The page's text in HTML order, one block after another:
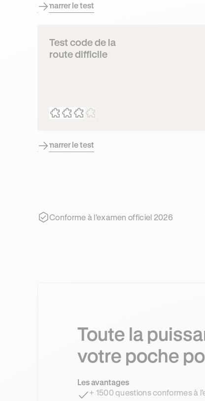
Démarrer le test
Test code de la
route difficile
Démarrer le test
Conforme à l'examen officiel 2026
Toute la
votre poche
Les avantages
+ 1500 questions conformes à